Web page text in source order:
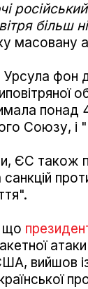
більш
масовану
Урсула фон
понад
Союзу, і
ЄС
що
вийшов